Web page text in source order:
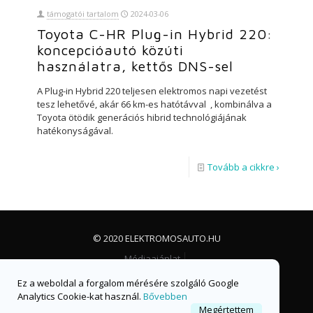
támogatói tartalom 2024-03-06
Toyota C-HR Plug-in Hybrid 220:
koncepcióautó közúti
használatra, kettős DNS-sel
A Plug-in Hybrid 220 teljesen elektromos napi vezetést
tesz lehetővé, akár 66 km-es hatótávval , kombinálva a
Toyota ötödik generációs hibrid technológiájának
hatékonyságával.
Tovább a cikkre ›
© 2020 ELEKTROMOSAUTO.HU
Médiaajánlat
Facebook csoport
Facebook oldal
Ez a weboldal a forgalom mérésére szolgáló Google
Analytics Cookie-kat használ. Bővebben
Megértettem